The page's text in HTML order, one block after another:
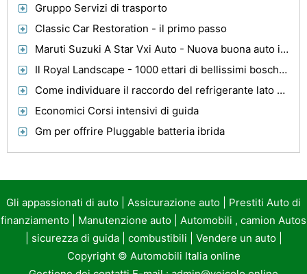
Gruppo Servizi di trasporto
Classic Car Restoration - il primo passo
Maruti Suzuki A Star Vxi Auto - Nuova buona auto in cerca
Il Royal Landscape - 1000 ettari di bellissimi boschi, laghi e giardini
Come individuare il raccordo del refrigerante lato basso su un Yukon GMC
Economici Corsi intensivi di guida
Gm per offrire Pluggable batteria ibrida
Gli appassionati di auto Assicurazione auto
Prestiti Auto di
finanziamento
Manutenzione auto
Automobili , camion Autos
sicurezza di guida| combustibili Vendere un auto|
Copyright © Automobili Italia online